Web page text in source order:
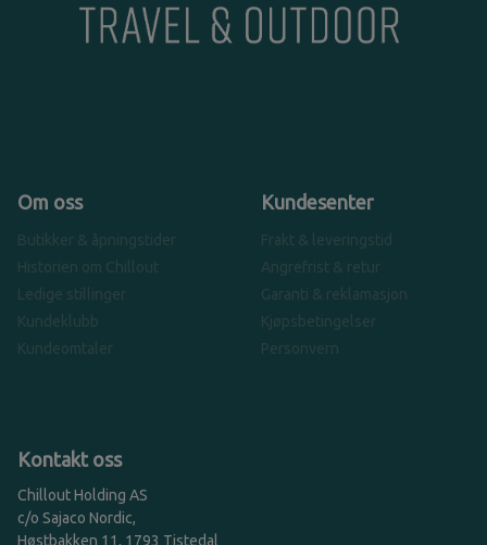
Om oss
Butikker & åpningstider
Historien om Chillout
Ledige stillinger
Kundeklubb
Kundeomtaler
Kundesenter
Frakt & leveringstid
Angrefrist & retur
Garanti & reklamasjon
Kjøpsbetingelser
Personvern
Kontakt oss
Chillout Holding AS
c/o Sajaco Nordic,
Høstbakken 11, 1793 Tistedal